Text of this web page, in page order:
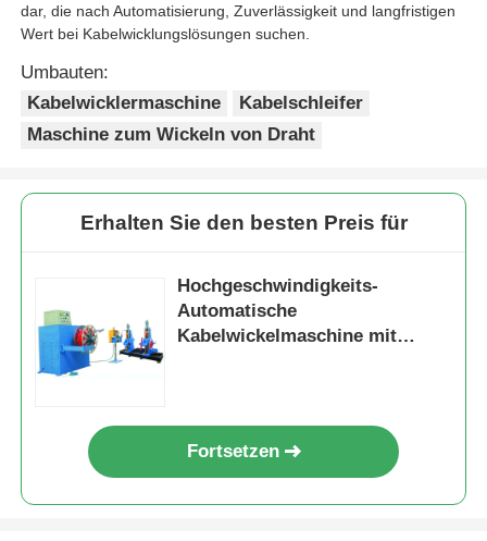
dar, die nach Automatisierung, Zuverlässigkeit und langfristigen
Wert bei Kabelwicklungslösungen suchen.
Umbauten:
Kabelwicklermaschine
Kabelschleifer
Maschine zum Wickeln von Draht
Erhalten Sie den besten Preis für
Hochgeschwindigkeits-
Automatische
Kabelwickelmaschine mit
Fortsetzen